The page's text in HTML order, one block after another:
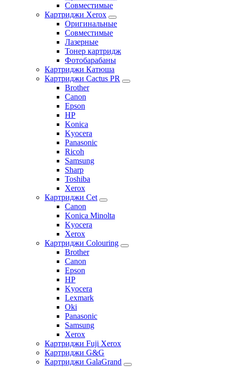
Совместимые
Картриджи Xerox
Оригинальные
Совместимые
Лазерные
Тонер картридж
Фотобарабаны
Картриджи Катюша
Картриджи Cactus PR
Brother
Canon
Epson
HP
Konica
Kyocera
Panasonic
Ricoh
Samsung
Sharp
Toshiba
Xerox
Картриджи Cet
Canon
Konica Minolta
Kyocera
Xerox
Картриджи Colouring
Brother
Canon
Epson
HP
Kyocera
Lexmark
Oki
Panasonic
Samsung
Xerox
Картриджи Fuji Xerox
Картриджи G&G
Картриджи GalaGrand